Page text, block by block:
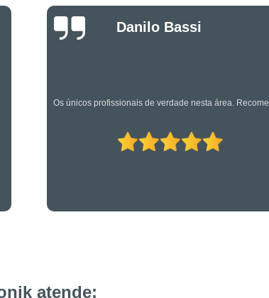
Serviços
Luciano Rueda
Oliveira
Os caras são bons mesmo! Profissionais de
atende: